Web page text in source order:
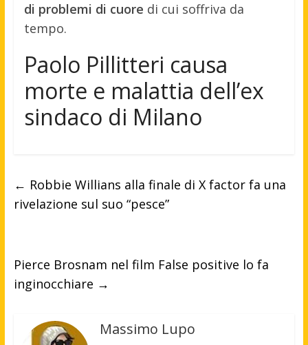
di problemi di cuore di cui soffriva da
tempo.
Paolo Pillitteri causa
morte e malattia dell’ex
sindaco di Milano
← Robbie Willians alla finale di X factor fa una
rivelazione sul suo “pesce”
Pierce Brosnam nel film False positive lo fa
inginocchiare →
Massimo Lupo